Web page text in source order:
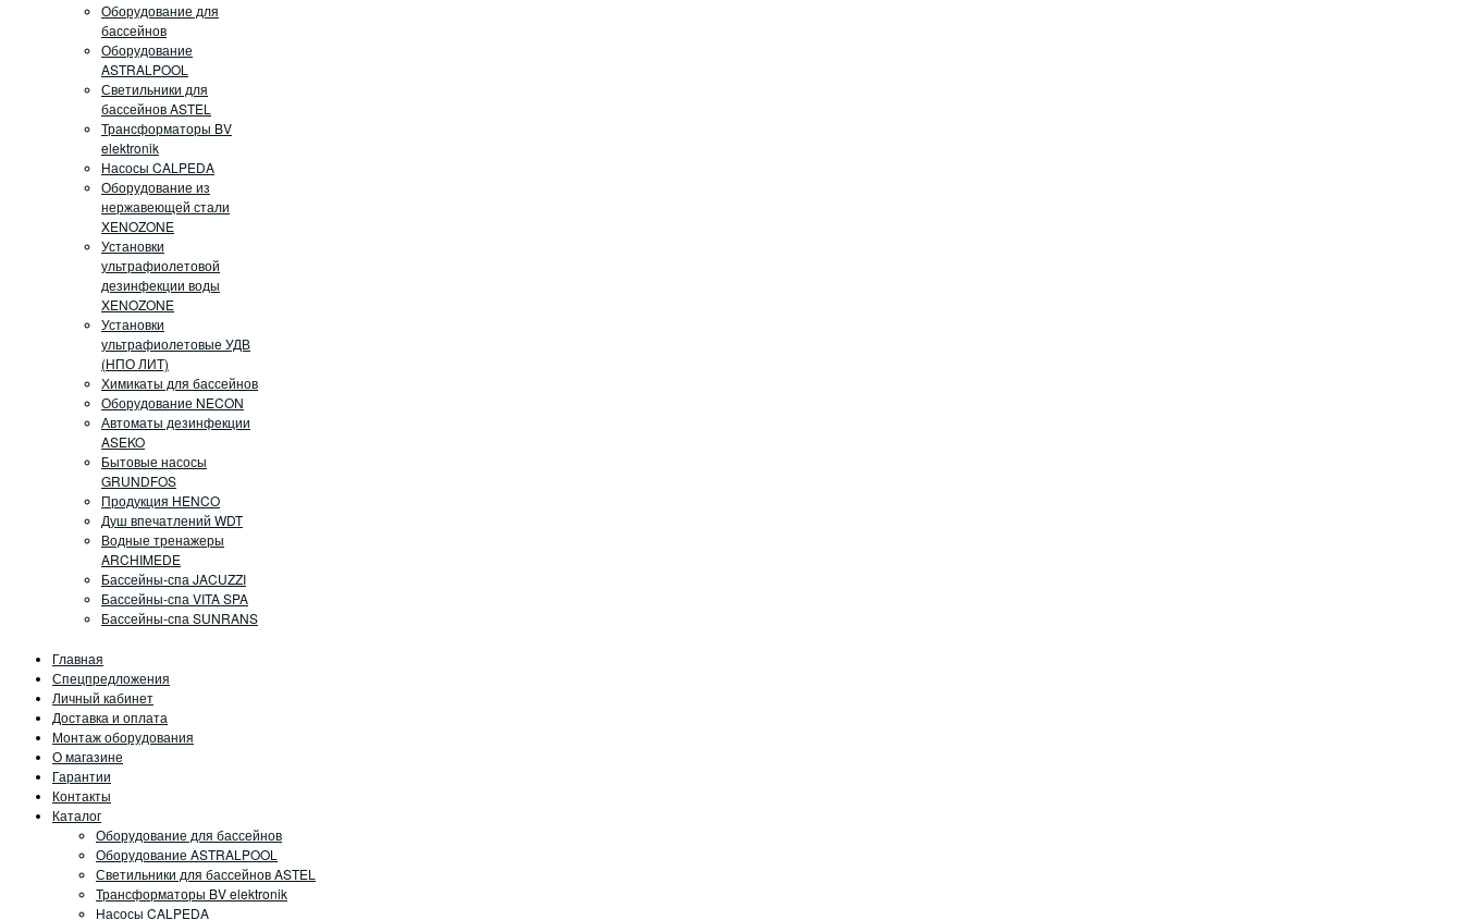
Оборудование для
бассейнов
Оборудование
ASTRALPOOL
Светильники для
бассейнов ASTEL
Трансформаторы BV
elektronik
Насосы CALPEDA
Оборудование из
нержавеющей стали
XENOZONE
Установки
ультрафиолетовой
дезинфекции воды
XENOZONE
Установки
ультрафиолетовые УДВ
(НПО ЛИТ)
Химикаты для бассейнов
Оборудование NECON
Автоматы дезинфекции
ASEKO
Бытовые насосы
GRUNDFOS
Продукция HENCO
Душ впечатлений WDT
Водные тренажеры
ARCHIMEDE
Бассейны-спа JACUZZI
Бассейны-спа VITA SPA
Бассейны-спа SUNRANS
Главная
Спецпредложения
Личный кабинет
Доставка и оплата
Монтаж оборудования
О магазине
Гарантии
Контакты
Каталог
Оборудование для бассейнов
Оборудование ASTRALPOOL
Светильники для бассейнов ASTEL
Трансформаторы BV elektronik
Насосы CALPEDA